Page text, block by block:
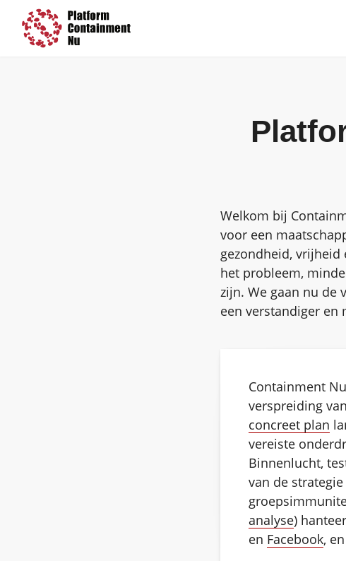
Welkom bij
voor een
gezondheid, vrijheid
het probleem,
zijn. We gaan nu de
een verstandiger en
Containment
verspreiding
concreet plan
vereiste
Binnenlucht,
van de
analyse)
en Facebook, en